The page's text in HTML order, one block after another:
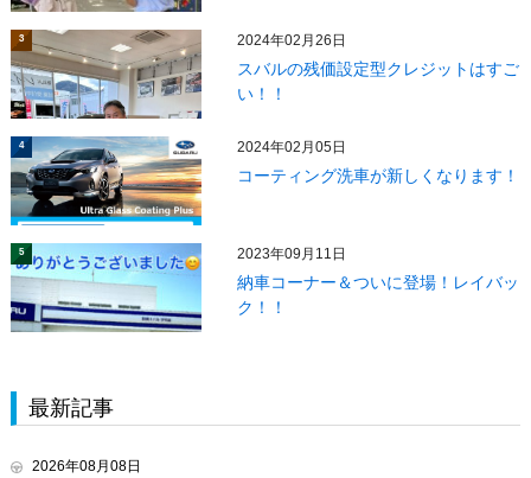
3 2024年02月26日
スバルの残価設定型クレジットはすご
い！！
4 2024年02月05日
コーティング洗車が新しくなります！
5 2023年09月11日
納車コーナー＆ついに登場！レイバッ
ク！！
最新記事
2026年08月08日